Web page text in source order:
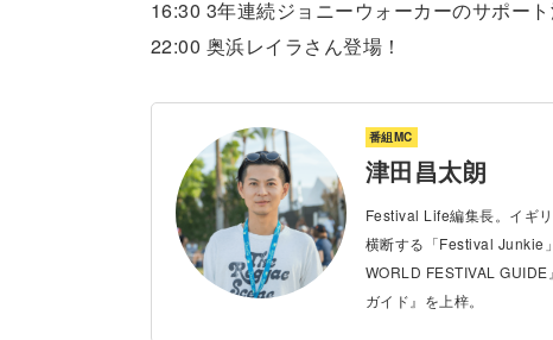
16:30 3年連続ジョニーウォーカーのサポート
22:00 奥浜レイラさん登場！
番組MC
津田昌太朗
Festival Life編集長。イギ
横断する「Festival Junkie
WORLD FESTIVAL
ガイド』を上梓。